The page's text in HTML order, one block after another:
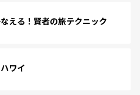
える！賢者の旅テクニック
ワイ